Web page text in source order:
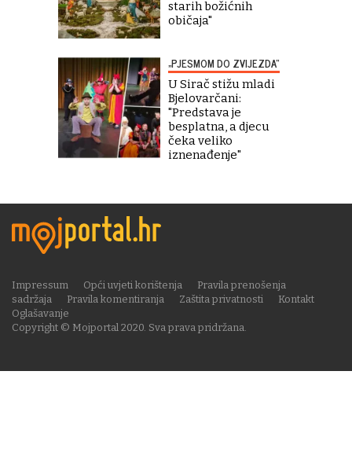
starih božićnih
običaja"
„PJESMOM DO ZVIJEZDA“
U Sirač stižu mladi
Bjelovarčani:
"Predstava je
besplatna, a djecu
čeka veliko
iznenađenje"
Copyright © Mojportal 2020. Sva prava pridržana.
Impressum Opći uvjeti korištenja
Pravila prenošenja
sadržaja
Pravila komentiranja Zaštita privatnosti
Kontakt
Oglašavanje